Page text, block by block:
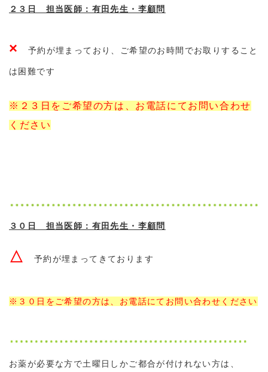
２３日 担当医師：有田先生・李顧問
× 予約が埋まっており、ご希望のお時間でお取りすること
は困難です
※２３日をご希望の方は、お電話にてお問い合わせ
ください
３０日 担当医師：有田先生・李顧問
△ 予約が埋まってきております
※３０日をご希望の方は、お電話にてお問い合わせ ください
お薬が必要な方で土曜日しかご都合が付けれない方は、